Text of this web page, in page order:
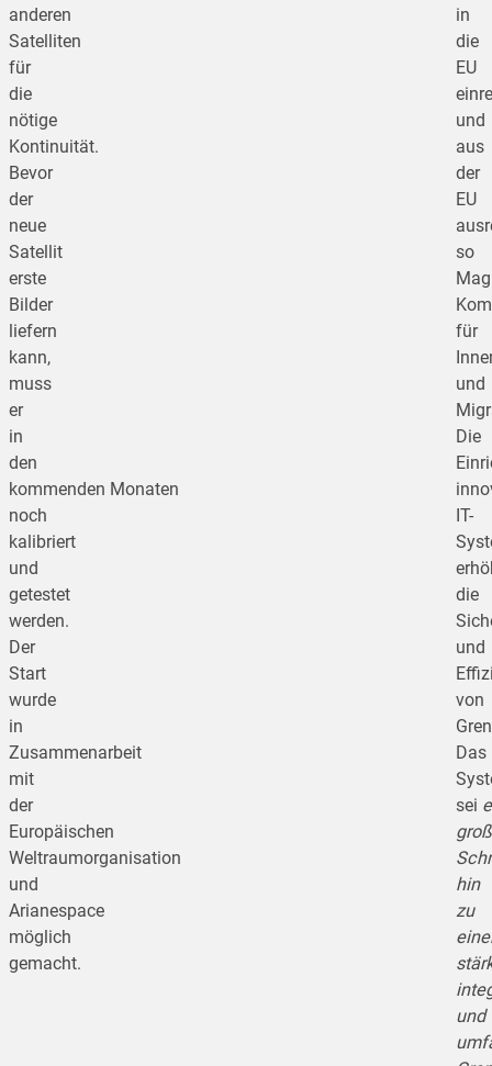
anderen
Satelliten
für
die
nötige
Kontinuität.
Bevor
der
neue
Satellit
erste
Bilder
liefern
kann,
muss
er
in
den
kommenden Monaten
noch
kalibriert
und
getestet
werden.
Der
Start
wurde
in
Zusammenarbeit
mit
der
Europäischen
Weltraumorganisation
und
Arianespace
möglich
gemacht.
in
die
EU
und
aus
der
EU
so
für
und
Die
IT-
die
und
von
Das
sei
hin
zu
und